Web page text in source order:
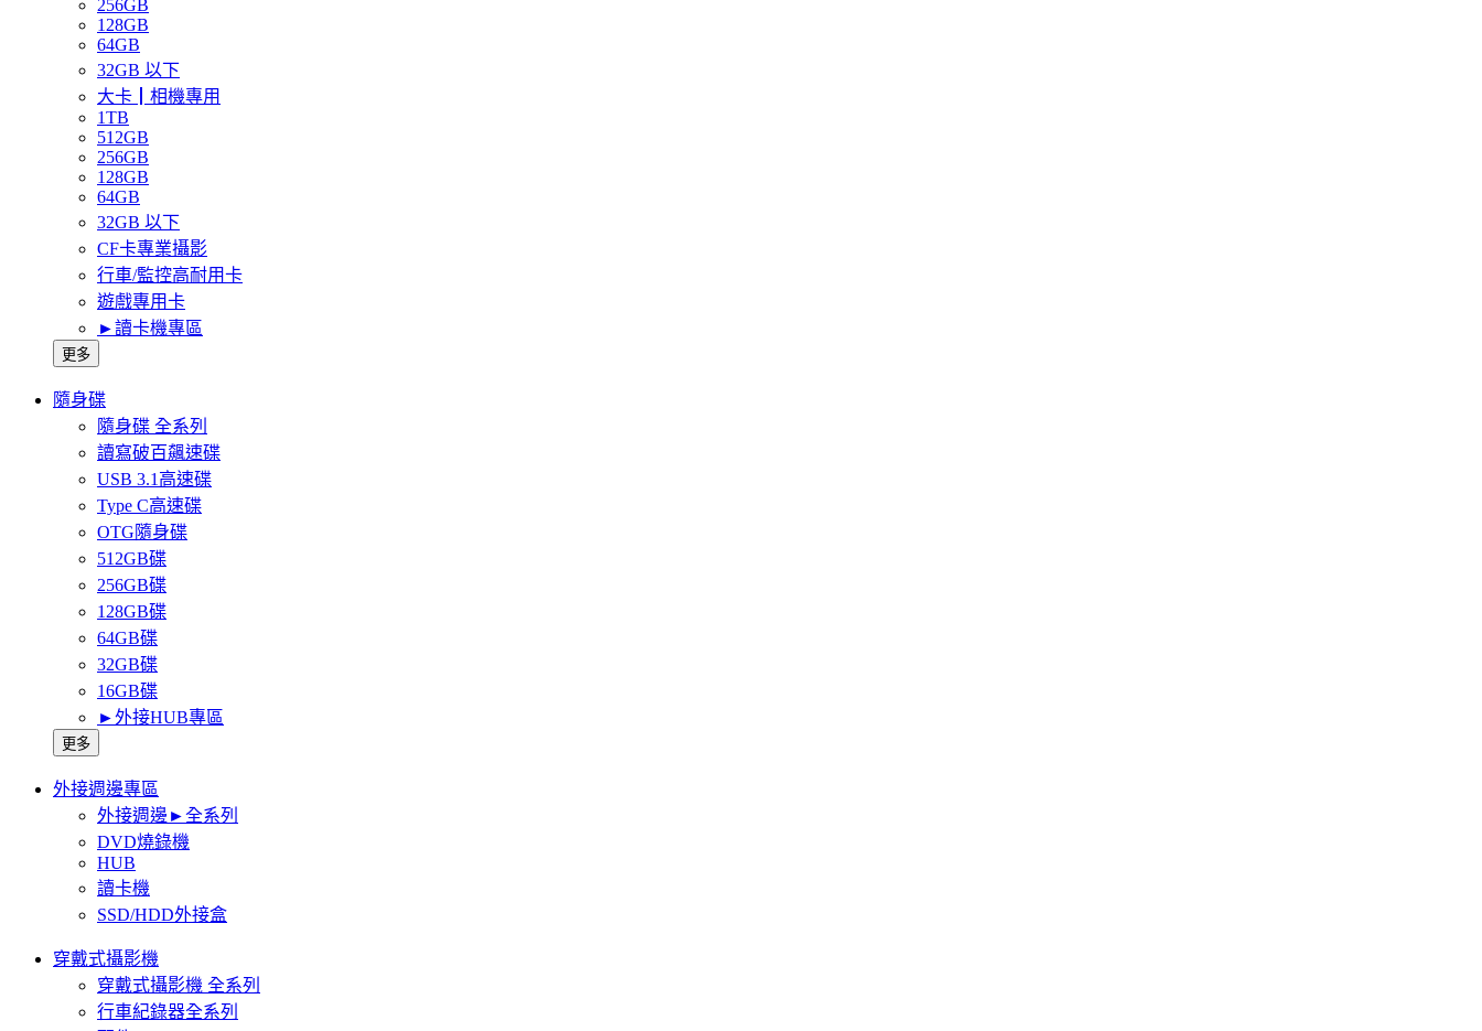
256GB
128GB
64GB
32GB 以下
大卡┃相機專用
1TB
512GB
256GB
128GB
64GB
32GB 以下
CF卡專業攝影
行車/監控高耐用卡
遊戲專用卡
►讀卡機專區
更多
隨身碟
隨身碟 全系列
讀寫破百飆速碟
USB 3.1高速碟
Type C高速碟
OTG隨身碟
512GB碟
256GB碟
128GB碟
64GB碟
32GB碟
16GB碟
►外接HUB專區
更多
外接週邊專區
外接週邊►全系列
DVD燒錄機
HUB
讀卡機
SSD/HDD外接盒
穿戴式攝影機
穿戴式攝影機 全系列
行車紀錄器全系列